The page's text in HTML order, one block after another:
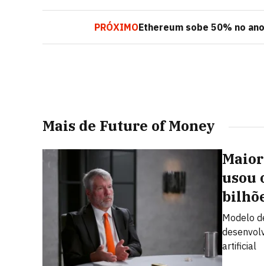
PRÓXIMOEthereum sobe 50% no
Mais de Future of Money
usou
Modelo
artificial